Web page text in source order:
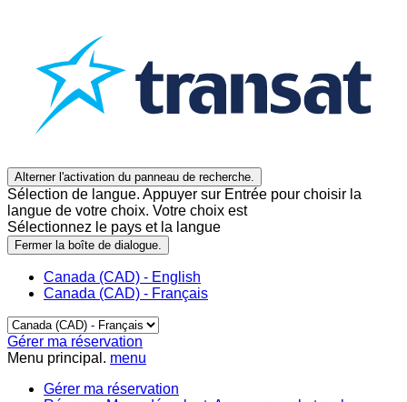
Alterner l'activation du panneau de recherche.
Sélection de langue. Appuyer sur Entrée pour choisir la
langue de votre choix. Votre choix est
Sélectionnez le pays et la langue
Fermer la boîte de dialogue.
Canada (CAD) - English
Canada (CAD) - Français
Gérer ma réservation
Menu principal. menu
Gérer ma réservation